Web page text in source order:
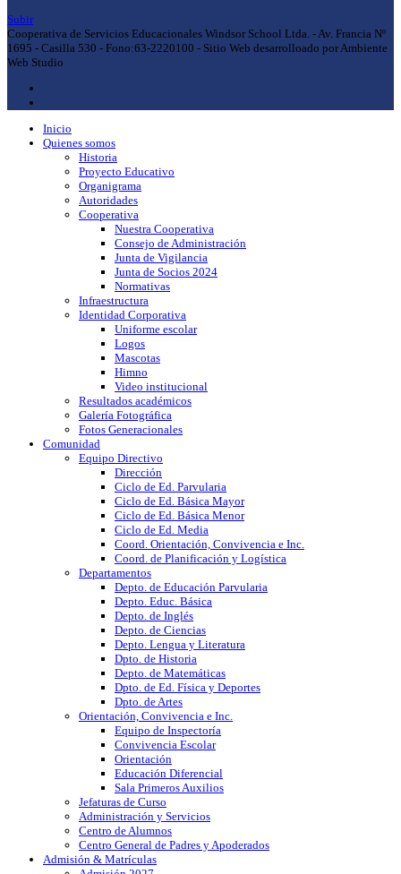
Subir
Cooperativa de Servicios Educacionales Windsor School Ltda. - Av. Francia Nº
1695 - Casilla 530 - Fono:63-2220100 - Sitio Web desarrolloado por Ambiente
Web Studio
Inicio
Quienes somos
Historia
Proyecto Educativo
Organigrama
Autoridades
Cooperativa
Nuestra Cooperativa
Consejo de Administración
Junta de Vigilancia
Junta de Socios 2024
Normativas
Infraestructura
Identidad Corporativa
Uniforme escolar
Logos
Mascotas
Himno
Video institucional
Resultados académicos
Galería Fotográfica
Fotos Generacionales
Comunidad
Equipo Directivo
Dirección
Ciclo de Ed. Parvularia
Ciclo de Ed. Básica Mayor
Ciclo de Ed. Básica Menor
Ciclo de Ed. Media
Coord. Orientación, Convivencia e Inc.
Coord. de Planificación y Logística
Departamentos
Depto. de Educación Parvularia
Depto. Educ. Básica
Depto. de Inglés
Depto. de Ciencias
Depto. Lengua y Literatura
Dpto. de Historia
Depto. de Matemáticas
Dpto. de Ed. Física y Deportes
Dpto. de Artes
Orientación, Convivencia e Inc.
Equipo de Inspectoría
Convivencia Escolar
Orientación
Educación Diferencial
Sala Primeros Auxilios
Jefaturas de Curso
Administración y Servicios
Centro de Alumnos
Centro General de Padres y Apoderados
Admisión & Matrículas